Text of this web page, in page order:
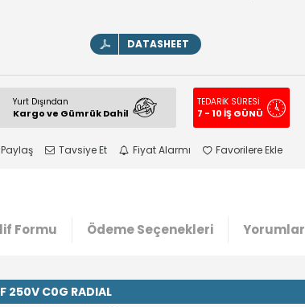
DATASHEET
Yurt Dışından
Kargo ve Gümrük Dahil
TEDARİK SÜRESİ
7 - 10 İŞ GÜNÜ
Paylaş Tavsiye Et Fiyat Alarmı Favorilere Ekle
Formu Ödeme Seçenekleri Yorumlar
250V C0G RADIAL